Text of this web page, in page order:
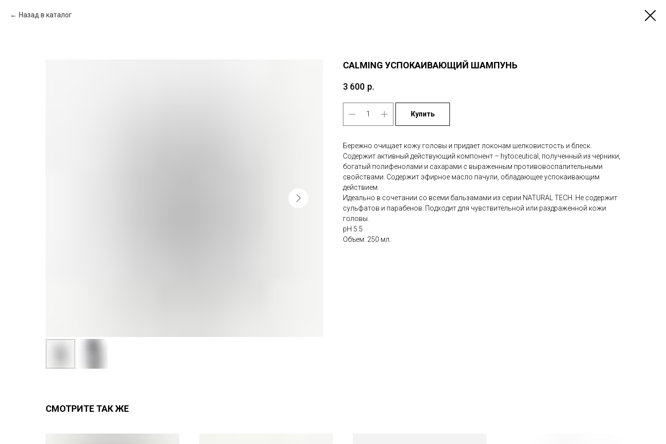
Назад в каталог
CALMING УСПОКАИВАЮЩИЙ ШАМПУНЬ
3 600 р.
Купить
Бережно очищает кожу головы и придает локонам шелковистость и блеск.
Содержит активный действующий компонент – hytoceutical, полученный из черники,
богатый полифенолами и сахарами с выраженным противовоспалительными
свойствами. Содержит эфирное масло пачули, обладающее успокаивающим
действием.
Идеально в сочетании со всеми бальзамами из серии NATURAL TECH. Не содержит
сульфатов и парабенов. Подходит для чувствительной или раздраженной кожи
головы.
pН 5.5
Объем: 250 мл.
СМОТРИТЕ ТАК ЖЕ